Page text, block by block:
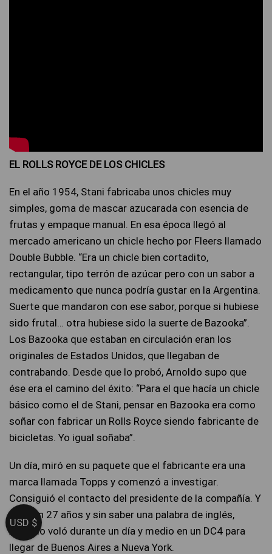
EL ROLLS ROYCE DE LOS CHICLES
En el año 1954, Stani fabricaba unos chicles muy
simples, goma de mascar azucarada con esencia de
frutas y empaque manual. En esa época llegó al
mercado americano un chicle hecho por Fleers llamado
Double Bubble. “Era un chicle bien cortadito,
rectangular, tipo terrón de azúcar pero con un sabor a
medicamento que nunca podría gustar en la Argentina.
Suerte que mandaron con ese sabor, porque si hubiese
sido frutal… otra hubiese sido la suerte de Bazooka”.
Los Bazooka que estaban en circulación eran los
originales de Estados Unidos, que llegaban de
contrabando. Desde que lo probó, Arnoldo supo que
ése era el camino del éxito: “Para el que hacía un chicle
básico como el de Stani, pensar en Bazooka era como
soñar con fabricar un Rolls Royce siendo fabricante de
bicicletas. Yo igual soñaba”.
Un día, miró en su paquete que el fabricante era una
marca llamada Topps y comenzó a investigar.
Consiguió el contacto del presidente de la compañía. Y
así, con 27 años y sin saber una palabra de inglés,
Arnoldo voló durante un día y medio en un DC4 para
llegar de Buenos Aires a Nueva York.
USD $